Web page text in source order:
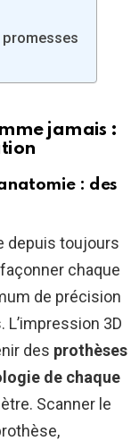
promesses
jamais :
: des
depuis toujours
chaque
de précision
3D
des prothèses
de chaque
Scanner le